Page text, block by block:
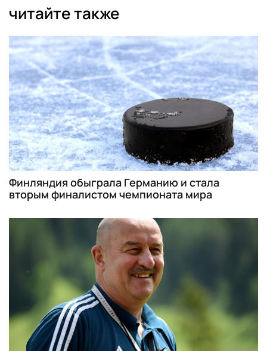
читайте также
Финляндия обыграла Германию и стала
вторым финалистом чемпионата мира